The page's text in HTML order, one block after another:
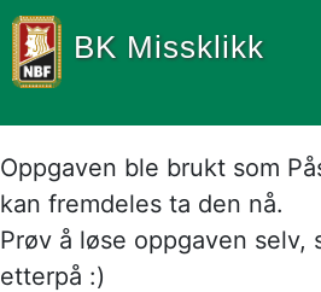
BK Missklikk
Oppgaven ble brukt som
kan fremdeles ta den nå.
Prøv å løse oppgaven selv,
etterpå :)